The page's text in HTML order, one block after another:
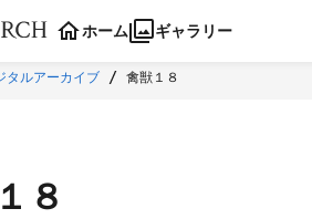
ホーム ギャラリー
タルアーカイブ 禽獣１８
８